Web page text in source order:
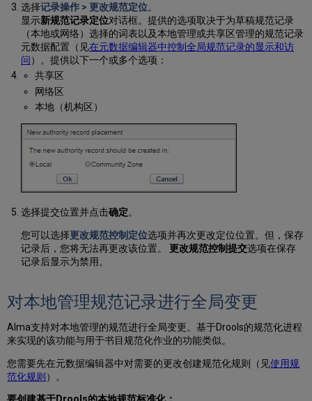
选择记录操作> 更改规范定位。
显示新规范记录定位对话框。提供的选项取决于为草稿规范记录
（本地或网络）选择的词表以及本地管理或共享区管理的规范记录
元数据配置（见在元数据编辑器中控制全局规范记录的显示和访
问）。提供以下一个或多个选项：
共享区
网络区
本地（机构区）
选择提交位置并点击确定。
您可以选择更改规范控制定位选项并再次更改定位位置。但，保存
记录后，您将无法再更改该位置。 更改规范控制提交选项在保存
记录后显示为禁用。
对本地管理规范记录进行全局变更
Alma支持对本地管理的规范进行全局变更。基于Drools的规范化进程
来实现的该功能与用于书目规范化作业的功能类似。
您需要先在元数据编辑器中对需要的更改创建规范化规则（见使用规
范化规则 ）。